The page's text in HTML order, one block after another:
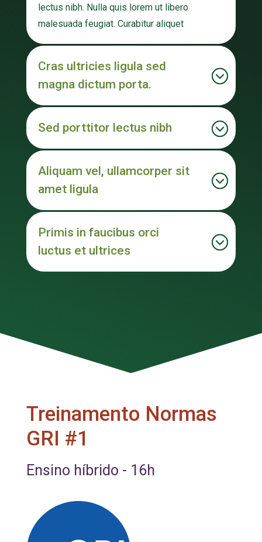
lectus nibh. Nulla quis lorem ut libero
malesuada feugiat. Curabitur aliquet
Cras ultricies ligula sed
magna dictum porta.
Sed porttitor lectus nibh
Aliquam vel, ullamcorper sit
amet ligula
Primis in faucibus orci
luctus et ultrices
Treinamento Normas
GRI #1
Ensino híbrido - 16h